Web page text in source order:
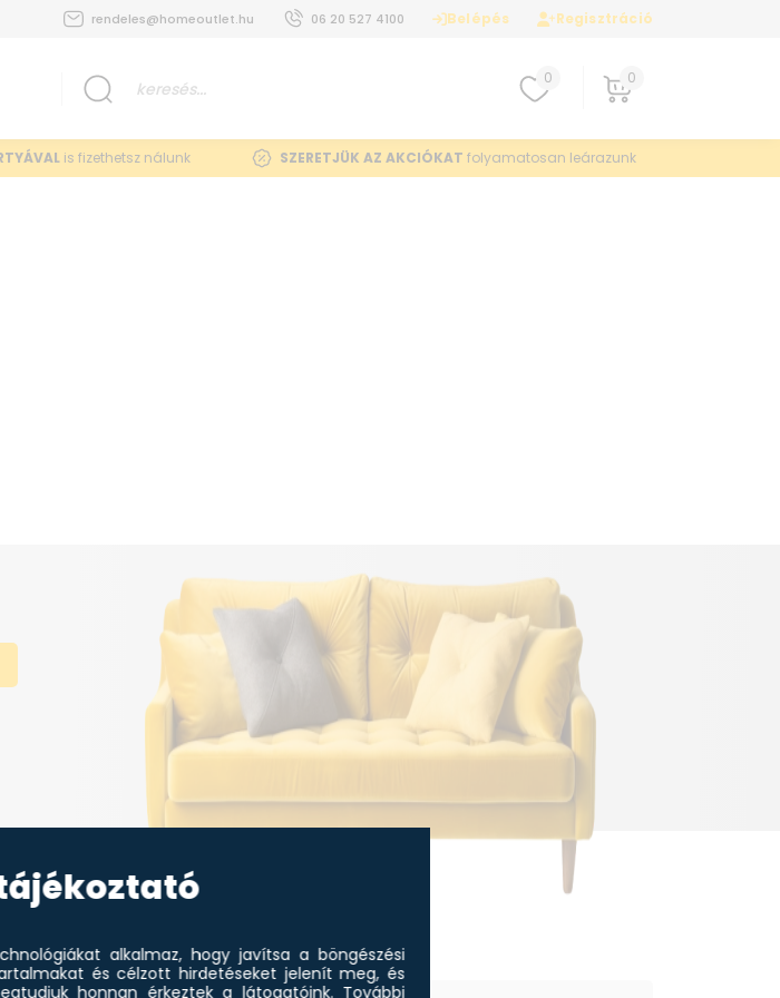
rendeles@homeoutlet.hu 06 20 527 4100 Belépés Regisztráció
0 0
is fizethetsz nálunk SZERETJÜK AZ AKCIÓKAT folyamatosan leárazunk
alkalmaz, hogy javítsa a böngészési
és célzott hirdetéseket jelenít meg, és
honnan érkeztek a látogatóink. További